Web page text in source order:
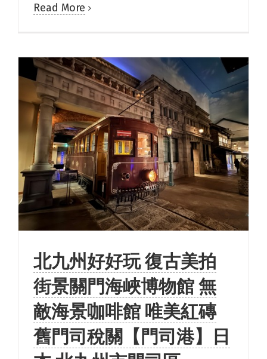
Read More
北九州好好玩 復古美拍
街景關門海峽博物館 無
敵海景咖啡館 唯美紅磚
舊門司稅關【門司港】日